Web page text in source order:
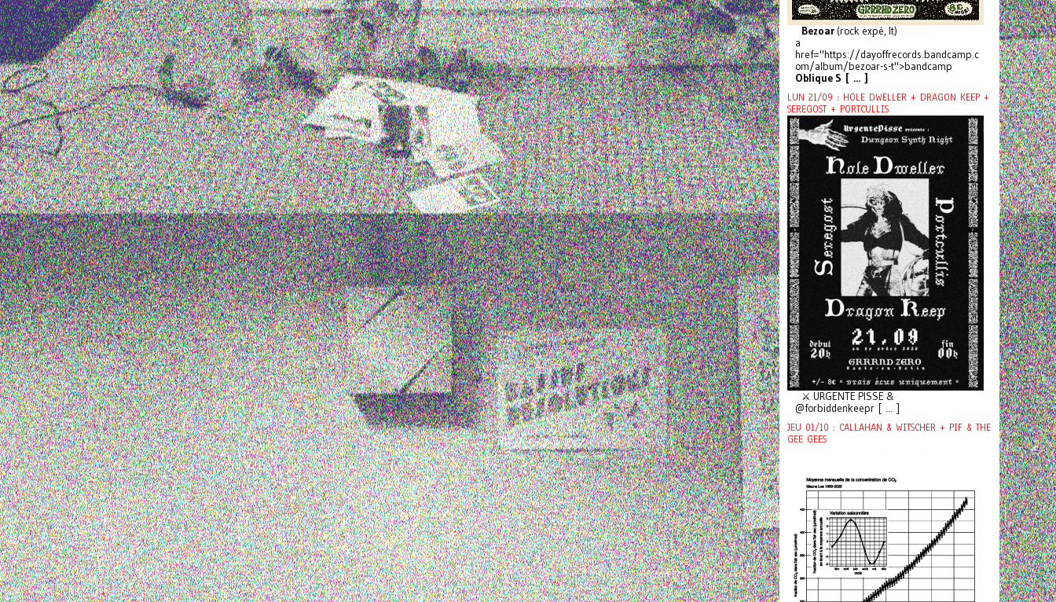
Bezoar (rock expé, It)
a
href="https://dayoffrecords.bandcamp.c
om/album/bezoar-s-t">bandcamp
Oblique S [ ... ]
LUN 21/09 : HOLE DWELLER + DRAGON KEEP +
SEREGOST + PORTCULLIS
⚔️ URGENTE PISSE &
@forbiddenkeepr [ ... ]
JEU 01/10 : CALLAHAN & WITSCHER + PIF & THE
GEE GEES